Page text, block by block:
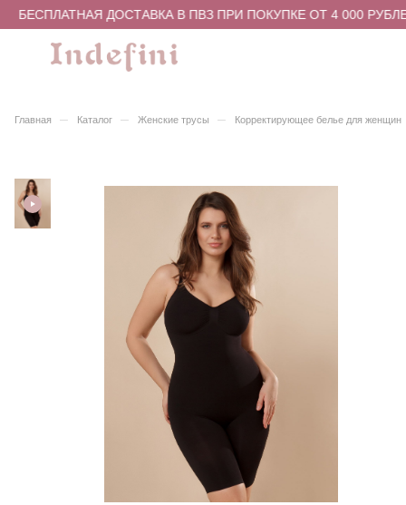
БЕСПЛАТНАЯ ДОСТАВКА В ПВЗ ПРИ ПОКУПКЕ ОТ 4 000
Главная – Каталог – Женские трусы – Корректирующее белье для женщин